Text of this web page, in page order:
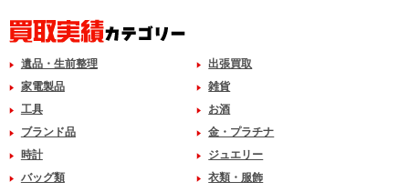
遺品・生前整理
出張買取
家電製品
雑貨
工具
お酒
ブランド品
金・プラチナ
時計
ジュエリー
バッグ類
衣類・服飾